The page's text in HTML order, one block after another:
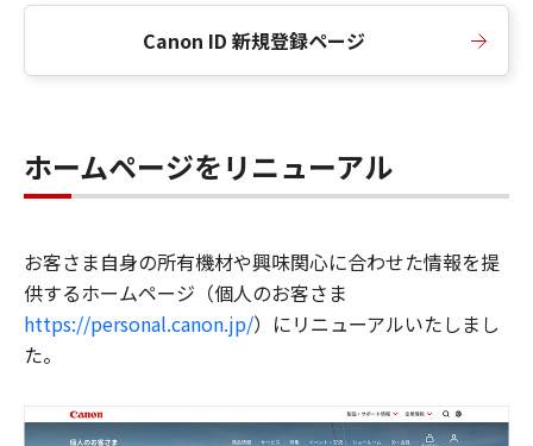
Canon ID 新規登録ページ
ホームページをリニューアル
お客さま自身の所有機材や興味関心に合わせた情報を提
供するホームページ（個人のお客さま
https://personal.canon.jp/）にリニューアルいたしまし
た。